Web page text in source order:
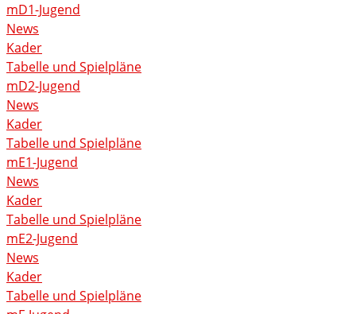
mD1-Jugend
News
Kader
Tabelle und Spielpläne
mD2-Jugend
News
Kader
Tabelle und Spielpläne
mE1-Jugend
News
Kader
Tabelle und Spielpläne
mE2-Jugend
News
Kader
Tabelle und Spielpläne